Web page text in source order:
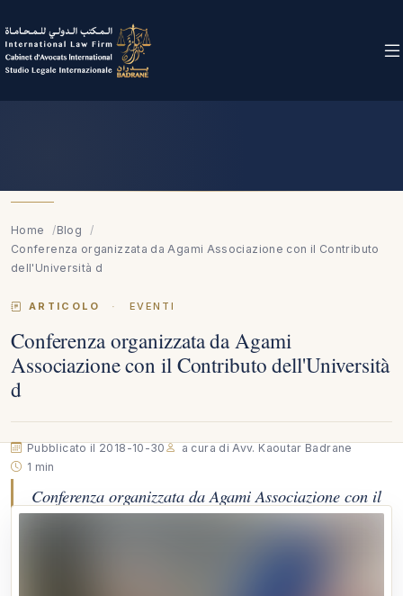
Home
Blog
Conferenza organizzata da Agami Associazione con il Contributo
dell'Università d
ARTICOLO · EVENTI
Conferenza organizzata da Agami
Associazione con il Contributo dell'Università
d
Pubblicato il 2018-10-30
a cura di Avv. Kaoutar Badrane
1 min
Conferenza organizzata da Agami Associazione con il
Contributo dell'Università di Giurisprudenza di Trento